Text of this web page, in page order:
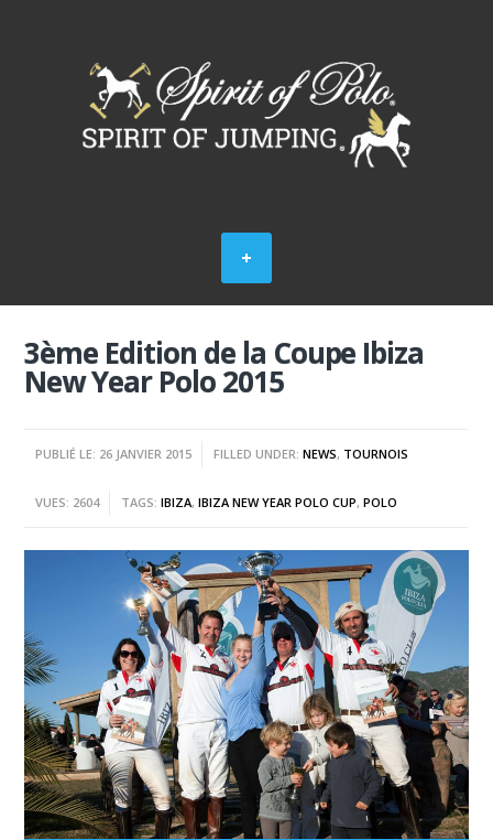
3ème Edition de la Coupe Ibiza
New Year Polo 2015
PUBLIÉ LE: 26 JANVIER 2015 FILLED UNDER:NEWS, TOURNOIS
VUES: 2604 TAGS:IBIZA,IBIZA NEW YEAR POLO CUP,POLO